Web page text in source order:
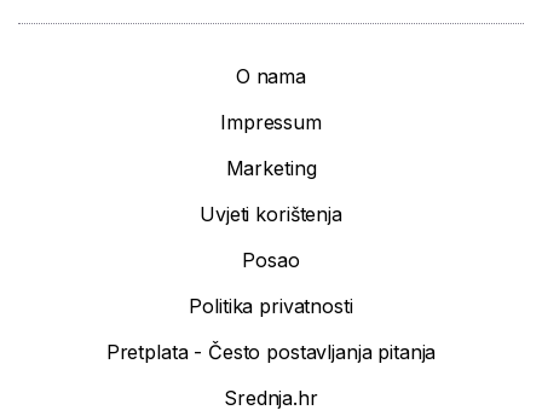
O nama
Impressum
Marketing
Uvjeti korištenja
Posao
Politika privatnosti
Pretplata - Često postavljanja pitanja
Srednja.hr